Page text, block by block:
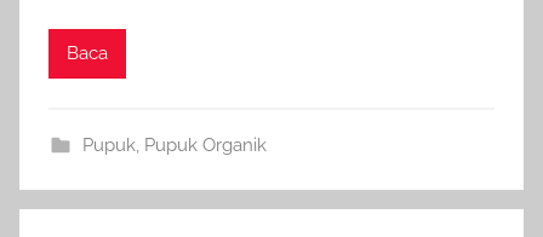
Baca
Pupuk, Pupuk Organik